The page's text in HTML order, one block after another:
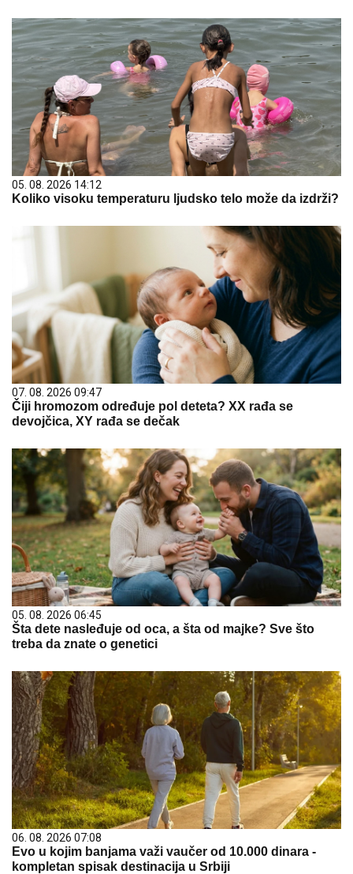
05. 08. 2026 14:12
Koliko visoku temperaturu ljudsko telo može da izdrži?
07. 08. 2026 09:47
Čiji hromozom određuje pol deteta? XX rađa se
devojčica, XY rađa se dečak
05. 08. 2026 06:45
Šta dete nasleđuje od oca, a šta od majke? Sve što
treba da znate o genetici
06. 08. 2026 07:08
Evo u kojim banjama važi vaučer od 10.000 dinara -
kompletan spisak destinacija u Srbiji